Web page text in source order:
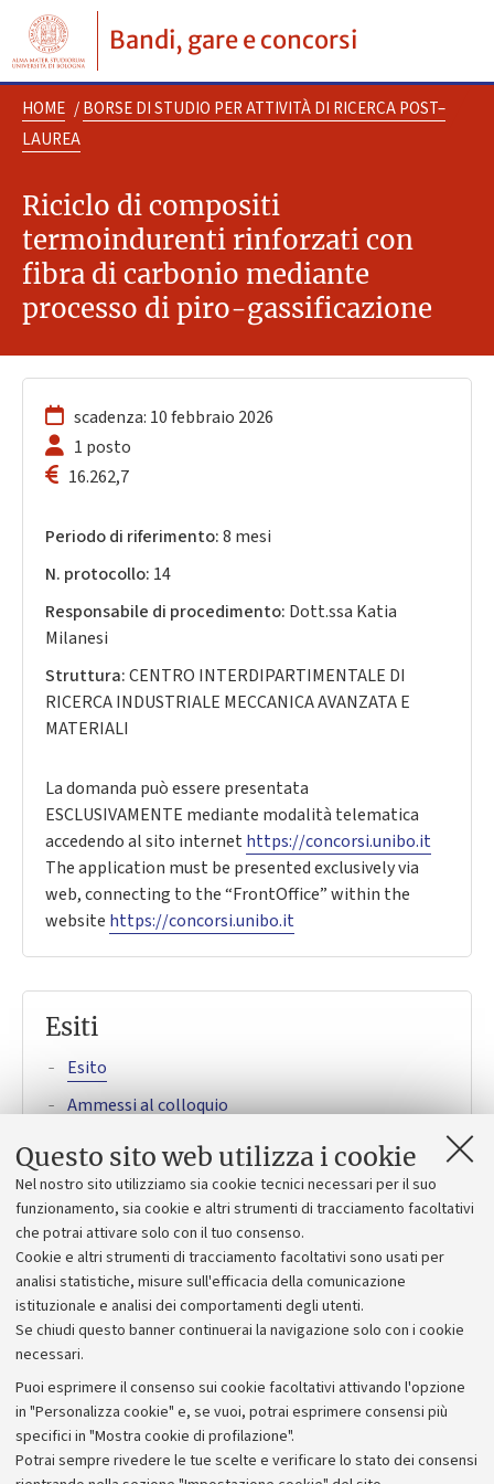
Questo sito web utilizza i cookie
Nel nostro sito utilizziamo sia cookie tecnici necessari per il suo
funzionamento, sia cookie e altri strumenti di tracciamento facoltativi
che potrai attivare solo con il tuo consenso.
Cookie e altri strumenti di tracciamento facoltativi sono usati per
analisi statistiche, misure sull'efficacia della comunicazione
istituzionale e analisi dei comportamenti degli utenti.
Se chiudi questo banner continuerai la navigazione solo con i cookie
necessari.
Puoi esprimere il consenso sui cookie facoltativi attivando l'opzione
in "Personalizza cookie" e, se vuoi, potrai esprimere consensi più
specifici in "Mostra cookie di profilazione".
Potrai sempre rivedere le tue scelte e verificare lo stato dei consensi
Bandi, gare e concorsi
HOME / BORSE DI STUDIO PER ATTIVITÀ DI RICERCA POST–
LAUREA
Riciclo di compositi
termoindurenti rinforzati con
fibra di carbonio mediante
processo di piro-gassificazione
scadenza: 10 febbraio 2026
1 posto
16.262,7
Periodo di riferimento:8 mesi
N. protocollo: 14
Responsabile di procedimento: Dott.ssa Katia
Milanesi
Struttura:CENTRO INTERDIPARTIMENTALE DI
RICERCA INDUSTRIALE MECCANICA AVANZATA E
MATERIALI
La domanda può essere presentata
ESCLUSIVAMENTE mediante modalità telematica
accedendo al sito internet https://concorsi.unibo.it
The application must be presented exclusively via
web, connecting to the “FrontOffice” within the
website https://concorsi.unibo.it
Esiti
Esito
Ammessi al colloquio
Bando
Bando